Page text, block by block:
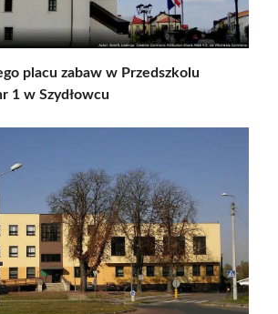
placu zabaw w Przedszkolu
1 w Szydłowcu